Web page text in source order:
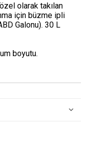
olarak takılan
için büzme ipli
Galonu). 30 L
boyutu.